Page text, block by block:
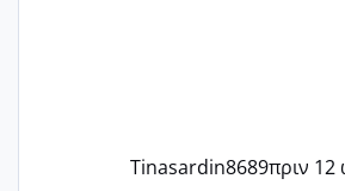
Tinasardin8689πριν 12